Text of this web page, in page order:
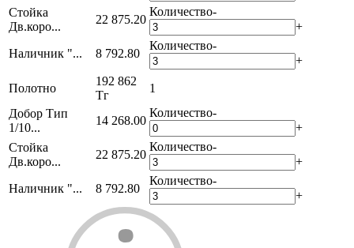
Стойка
Дв.коро...
22 875.20
Количество-
+
Наличник "...
8 792.80
Количество-
+
Полотно
192 862
Тг
1
Добор Тип
1/10...
14 268.00
Количество-
+
Стойка
Дв.коро...
22 875.20
Количество-
+
Наличник "...
8 792.80
Количество-
+